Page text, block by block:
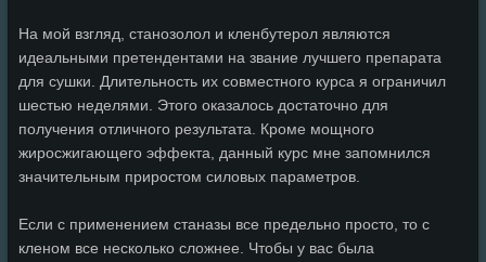
На мой взгляд, станозолол и кленбутерол являются
идеальными претендентами на звание лучшего препарата
для сушки. Длительность их совместного курса я ограничил
шестью неделями. Этого оказалось достаточно для
получения отличного результата. Кроме мощного
жиросжигающего эффекта, данный курс мне запомнился
значительным приростом силовых параметров.
Если с применением станазы все предельно просто, то с
кленом все несколько сложнее. Чтобы у вас была